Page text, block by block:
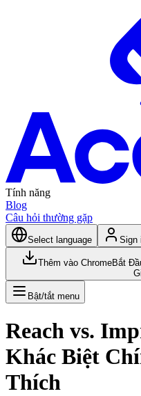
Tính năng
Blog
Câu hỏi thường gặp
Select language Sign
Thêm vào ChromeBắt
Bật/tắt menu
Reach vs.
Khác Biệt
Thích